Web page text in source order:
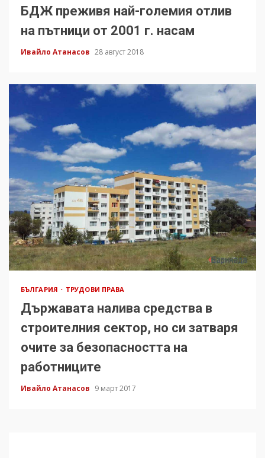
БДЖ преживя най-големия отлив
на пътници от 2001 г. насам
Ивайло Атанасов 28 август 2018
БЪЛГАРИЯ ТРУДОВИ ПРАВА
Държавата налива средства в
строителния сектор, но си затваря
очите за безопасността на
работниците
Ивайло Атанасов 9 март 2017